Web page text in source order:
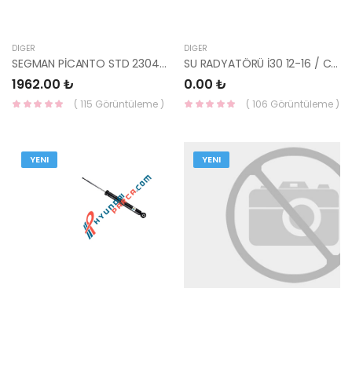
DIĞER
SEGMAN PİCANTO STD 23040-04100-HMC
1962.00 ₺
( 115 Görüntüleme )
DIĞER
SU RADYATÖRÜ İ30 12-16 / CEED 12-18 / ELANTRA 11-16 BENZ M-T 25310-3X010-KALE
0.00 ₺
( 106 Görüntüleme )
YENI YENI